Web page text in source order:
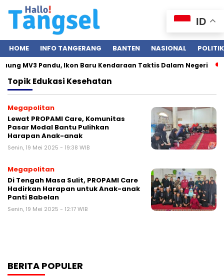
HOME INFO TANGERANG BANTEN NASIONAL POLITIK
MV3 Pandu, Ikon Baru Kendaraan Taktis Dalam Negeri
TopikEdukasi Kesehatan
Megapolitan
Lewat PROPAMI Care, Komunitas
Pasar Modal Bantu Pulihkan
Harapan Anak-anak
Senin, 19 Mei 2025 - 19:38 WIB
Megapolitan
Di Tengah Masa Sulit, PROPAMI Care
Hadirkan Harapan untuk Anak-anak
Panti Babelan
Senin, 19 Mei 2025 - 12:17 WIB
BERITA POPULER
ID